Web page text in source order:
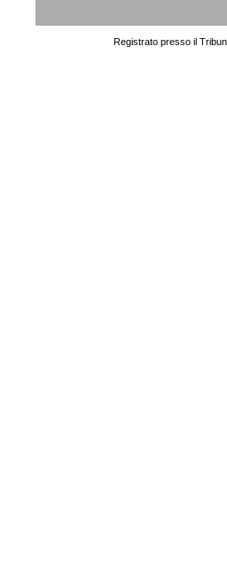
Registrato presso il